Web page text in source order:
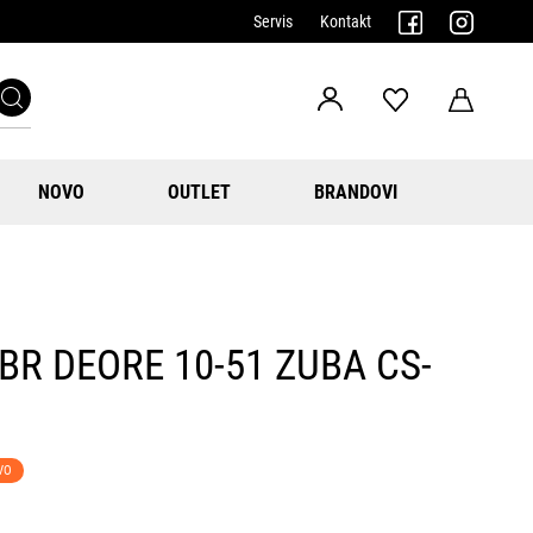
Servis Kontakt
NOVO OUTLET BRANDOVI
DEORE 10-51 ZUBA CS-